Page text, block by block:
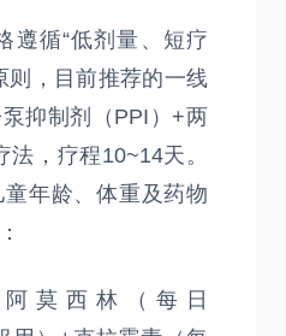
遵循“低剂量、短疗
则，目前推荐的一线
抑制剂（PPI）+两
，疗程10~14天。
年龄、体重及药物
莫西林（每日